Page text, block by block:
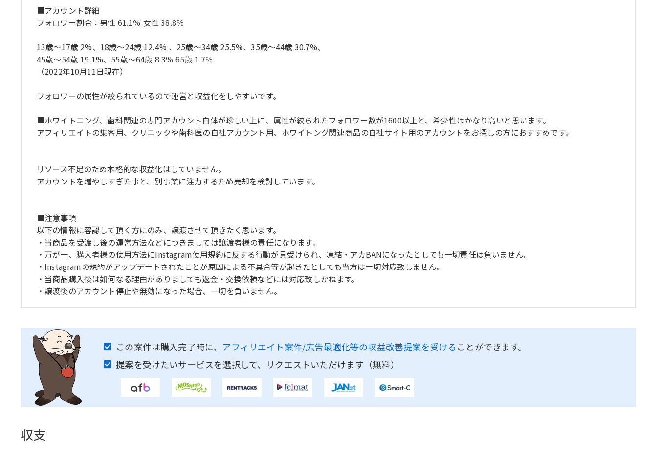
■アカウント詳細
フォロワー割合：男性 61.1％ 女性 38.8％
13歳〜17歳 2%、18歳〜24歳 12.4% 、25歳〜34歳 25.5%、35歳〜44歳 30.7%、
45歳〜54歳 19.1%、55歳～64歳 8.3％ 65歳 1.7％
（2022年10月11日現在）
フォロワーの属性が絞られているので運営と収益化をしやすいです。
■ホワイトニング、歯科関連の専門アカウント自体が珍しい上に、属性が絞られたフォロワー数が1600以上と、希少性はかなり高いと思います。
アフィリエイトの集客用、クリニックや歯科医の自社アカウント用、ホワイトング関連商品の自社サイト用のアカウントをお探しの方におすすめです。
リソース不足のため本格的な収益化はしていません。
アカウントを増やしすぎた事と、別事業に注力するため売却を検討しています。
■注意事項
以下の情報に容認して頂く方にのみ、譲渡させて頂きたく思います。
・当商品を受渡し後の運営方法などにつきましては譲渡者様の責任になります。
・万が一、購入者様の使用方法にInstagram使用規約に反する行動が見受けられ、凍結・アカBANになったとしても一切責任は負いません。
・Instagramの規約がアップデートされたことが原因による不具合等が起きたとしても当方は一切対応致しません。
・当商品購入後は如何なる理由がありましても返金・交換依頼などには対応致しかねます。
・譲渡後のアカウント停止や無効になった場合、一切を負いません。
この案件は購入完了時に、 アフィリエイト案件/広告最適化等の収益改善提案を受ける ことができます。
提案を受けたいサービスを選択して、リクエストいただけます（無料）
収支